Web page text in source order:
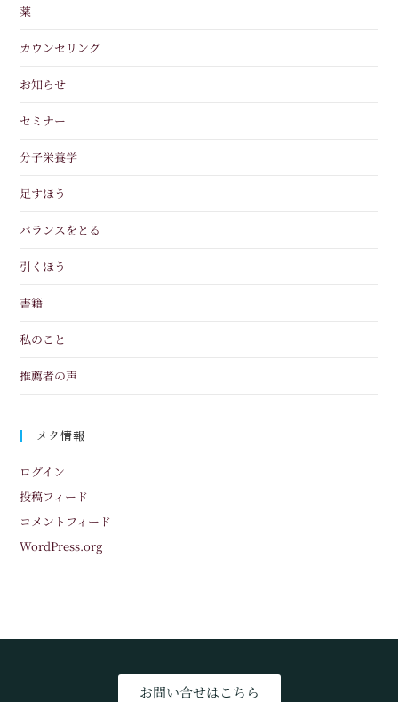
薬
カウンセリング
お知らせ
セミナー
分子栄養学
足すほう
バランスをとる
引くほう
書籍
私のこと
推薦者の声
メタ情報
ログイン
投稿フィード
コメントフィード
WordPress.org
お問い合せはこちら